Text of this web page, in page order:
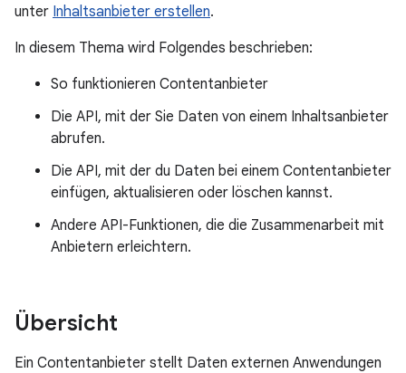
unter Inhaltsanbieter erstellen.
In diesem Thema wird Folgendes beschrieben:
So funktionieren Contentanbieter
Die API, mit der Sie Daten von einem Inhaltsanbieter
abrufen.
Die API, mit der du Daten bei einem Contentanbieter
einfügen, aktualisieren oder löschen kannst.
Andere API-Funktionen, die die Zusammenarbeit mit
Anbietern erleichtern.
Übersicht
Ein Contentanbieter stellt Daten externen Anwendungen